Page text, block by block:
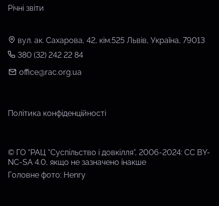
Річні звіти
вул. ак. Сахарова, 42, кім.525 Львів, Україна, 79013
380 (32) 242 22 84
office@rac.org.ua
Політика конфіденційності
© ГО “РАЦ “Суспільство і довкілля”, 2006-2024: CC BY-
NC-SA 4.0, якщо не зазначено інакше
Головне фото: Henry